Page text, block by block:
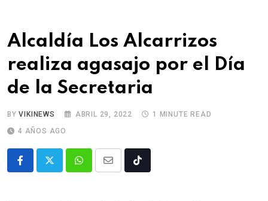
Alcaldía Los Alcarrizos
realiza agasajo por el Día
de la Secretaria
BYVIKINEWS ABRIL 29, 2022
1 MINUTE READ
4 AÑOS AGO